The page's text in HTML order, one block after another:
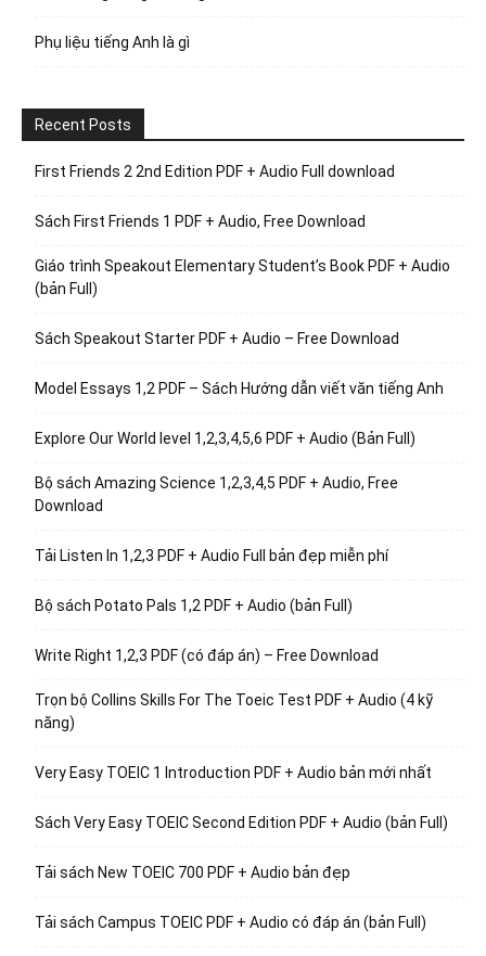
Phụ liệu tiếng Anh là gì
Recent Posts
First Friends 2 2nd Edition PDF + Audio Full download
Sách First Friends 1 PDF + Audio, Free Download
Giáo trình Speakout Elementary Student’s Book PDF + Audio
(bản Full)
Sách Speakout Starter PDF + Audio – Free Download
Model Essays 1,2 PDF – Sách Hướng dẫn viết văn tiếng Anh
Explore Our World level 1,2,3,4,5,6 PDF + Audio (Bản Full)
Bộ sách Amazing Science 1,2,3,4,5 PDF + Audio, Free
Download
Tải Listen In 1,2,3 PDF + Audio Full bản đẹp miễn phí
Bộ sách Potato Pals 1,2 PDF + Audio (bản Full)
Write Right 1,2,3 PDF (có đáp án) – Free Download
Trọn bộ Collins Skills For The Toeic Test PDF + Audio (4 kỹ
năng)
Very Easy TOEIC 1 Introduction PDF + Audio bản mới nhất
Sách Very Easy TOEIC Second Edition PDF + Audio (bản Full)
Tải sách New TOEIC 700 PDF + Audio bản đẹp
Tải sách Campus TOEIC PDF + Audio có đáp án (bản Full)